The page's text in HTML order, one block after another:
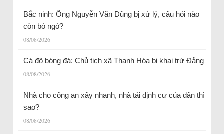
Bắc ninh: Ông Nguyễn Văn Dũng bị xử lý, câu hỏi nào
còn bỏ ngỏ?
08/08/2026
Cá độ bóng đá: Chủ tịch xã Thanh Hóa bị khai trừ Đảng
08/08/2026
Nhà cho công an xây nhanh, nhà tái định cư của dân thì
sao?
08/08/2026